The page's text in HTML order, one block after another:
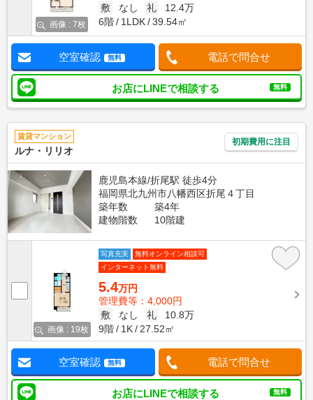
画像 : 7枚
敷
なし 礼
12.4万
6階
1LDK 39.54㎡
空室確認 無料 電話で問合せ
お店にLINEで相談する 無料
賃貸マンション
ルナ・リリオ
初期費用に注目
鹿児島本線/折尾駅 徒歩4分
福岡県北九州市八幡西区折尾４丁目
築年数
築4年
建物階数
10階建
画像 : 19枚
写真充実
無料オンライン相談可
インターネット無料
5.4万円
管理費等：4,000円
敷
なし 礼
10.8万
9階
1K 27.52㎡
空室確認 無料 電話で問合せ
お店にLINEで相談する 無料